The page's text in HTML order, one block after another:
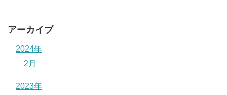
アーカイブ
2024年
2月
2023年